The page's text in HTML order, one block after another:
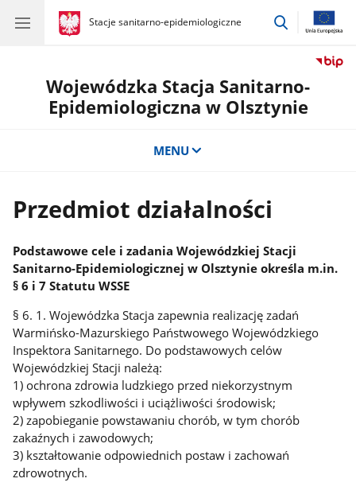
gov.pl
Stacje sanitarno-epidemiologiczne
gov.pl
Stacje
przejdź
Wojewódzka Stacja Sanitarno-
Epidemiologiczna w Olsztynie
MENU
Przedmiot działalności
Podstawowe cele i zadania Wojewódzkiej Stacji
Sanitarno-Epidemiologicznej w Olsztynie określa m.in.
§ 6 i 7 Statutu WSSE
§ 6. 1. Wojewódzka Stacja zapewnia realizację zadań
Warmińsko-Mazurskiego Państwowego Wojewódzkiego
Inspektora Sanitarnego. Do podstawowych celów
Wojewódzkiej Stacji należą:
1) ochrona zdrowia ludzkiego przed niekorzystnym
wpływem szkodliwości i uciążliwości środowisk;
2) zapobieganie powstawaniu chorób, w tym chorób
zakaźnych i zawodowych;
3) kształtowanie odpowiednich postaw i zachowań
zdrowotnych.